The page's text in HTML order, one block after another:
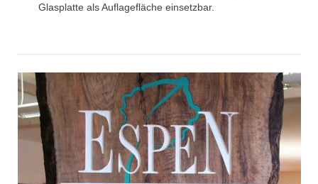
Glasplatte als Auflagefläche einsetzbar.